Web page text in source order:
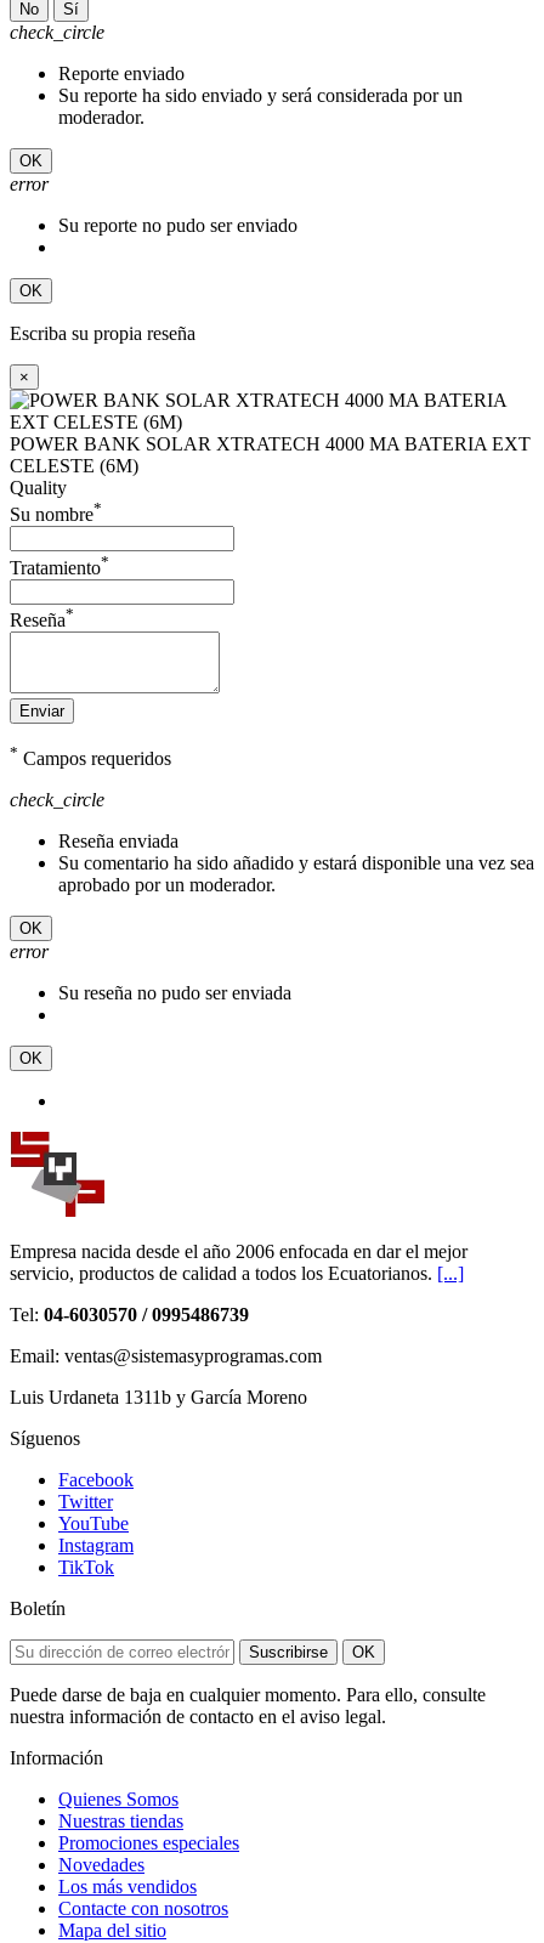
No Sí
check_circle
Reporte enviado
Su reporte ha sido enviado y será considerada por un
moderador.
OK
error
Su reporte no pudo ser enviado
OK
Escriba su propia reseña
×
POWER BANK SOLAR XTRATECH 4000 MA BATERIA EXT
CELESTE (6M)
Quality
Su nombre*
Tratamiento*
Reseña*
Enviar
* Campos requeridos
check_circle
Reseña enviada
Su comentario ha sido añadido y estará disponible una vez sea
aprobado por un moderador.
OK
error
Su reseña no pudo ser enviada
OK
Empresa nacida desde el año 2006 enfocada en dar el mejor
servicio, productos de calidad a todos los Ecuatorianos. [...]
Tel: 04-6030570 / 0995486739
Email: ventas@sistemasyprogramas.com
Luis Urdaneta 1311b y García Moreno
Síguenos
Facebook
Twitter
YouTube
Instagram
TikTok
Boletín
Suscribirse OK
Puede darse de baja en cualquier momento. Para ello, consulte
nuestra información de contacto en el aviso legal.
Información
Quienes Somos
Nuestras tiendas
Promociones especiales
Novedades
Los más vendidos
Contacte con nosotros
Mapa del sitio